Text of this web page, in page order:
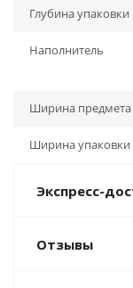
Глубина упаковки
Наполнитель
Ширина предмета
Ширина упаковки
Экспресс-
Отзывы